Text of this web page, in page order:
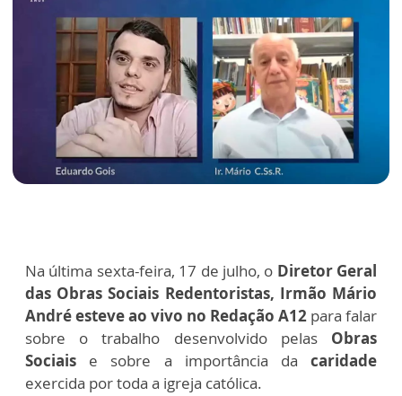
Na última sexta-feira, 17 de julho, o Diretor Geral
das Obras Sociais Redentoristas, Irmão Mário
André esteve ao vivo no Redação A12 para falar
sobre o trabalho desenvolvido pelas Obras
Sociais e sobre a importância da caridade
exercida por toda a igreja católica.